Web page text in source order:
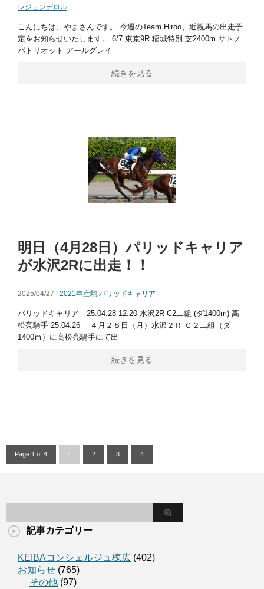
レジョンデロル
こんにちは、やまさんです。 今週のTeam Hiroo、近親馬の出走予
定をお知らせいたします。 6/7 東京9R 稲城特別 芝2400m サトノ
パトリオット アールグレイ
続きを見る
明日（4月28日）パリッドキャリア
が水沢2Rに出走！！
2025/04/27 | 2021年産駒 パリッドキャリア
パリッドキャリア 25.04.28 12:20 水沢2R C2二組 (ダ1400m) 高
松亮騎手 25.04.26 ４月２８日（月）水沢２Ｒ Ｃ２二組（ダ
1400ｍ）に高松亮騎手にて出
続きを見る
Page 1 of 4 1 2 3 4
記事カテゴリー
KEIBAコンシェルジュ棟広 (402)
お知らせ (765)
その他 (97)